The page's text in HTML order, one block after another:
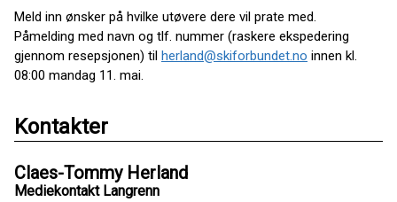
Meld inn ønsker på hvilke utøvere dere vil prate med.
Påmelding med navn og tlf. nummer (raskere ekspedering
gjennom resepsjonen) til herland@skiforbundet.no innen kl.
08:00 mandag 11. mai.
Kontakter
Claes-Tommy Herland
Mediekontakt Langrenn